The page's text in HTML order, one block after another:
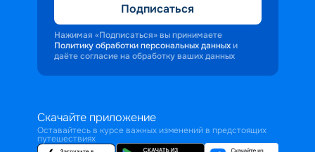
Подписаться
Нажимая «Подписаться» вы принимаете
Политику обработки персональных данных и
даёте согласие на обработку ваших данных
Скачайте приложение
Оставайтесь в курсе важных изменений в предстоящих
путешествиях